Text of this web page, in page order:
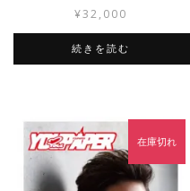
¥32,000
続きを読む
在庫切れ